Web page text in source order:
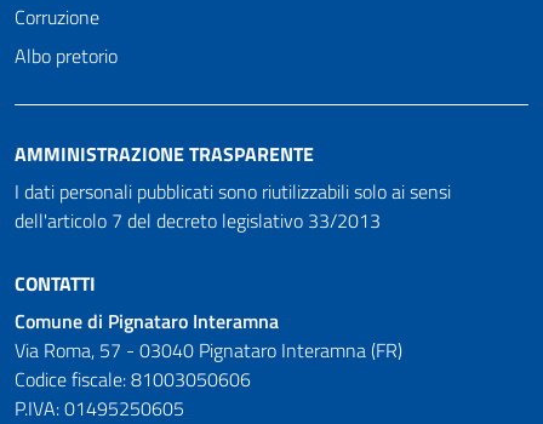
Corruzione
Albo pretorio
AMMINISTRAZIONE TRASPARENTE
I dati personali pubblicati sono riutilizzabili solo ai sensi
dell'articolo 7 del decreto legislativo 33/2013
CONTATTI
Comune di Pignataro Interamna
Via Roma, 57 - 03040 Pignataro Interamna (FR)
Codice fiscale: 81003050606
P.IVA: 01495250605